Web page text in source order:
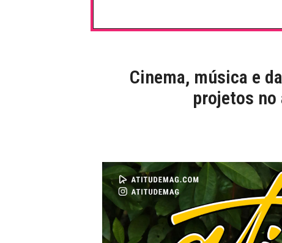
Cinema, música e
projetos no